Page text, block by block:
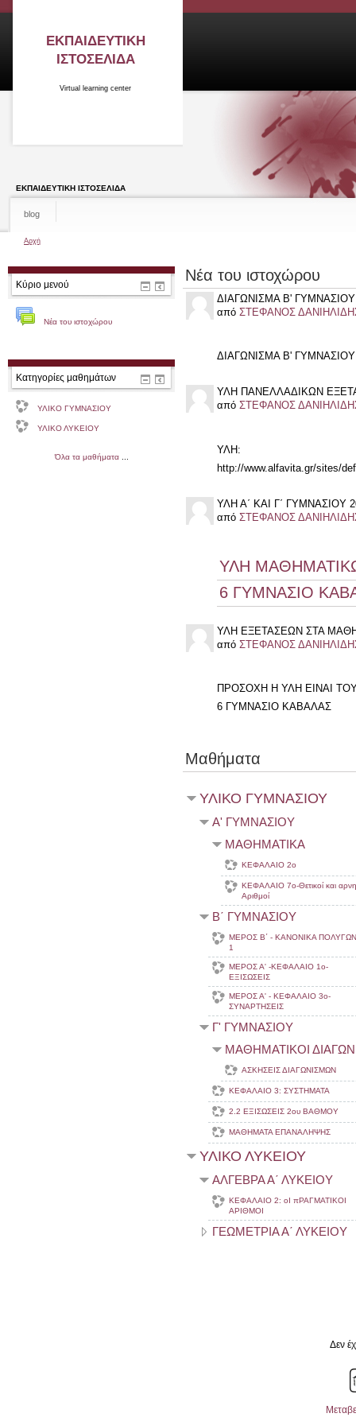
ΕΚΠΑΙΔΕΥΤΙΚΗ
ΙΣΤΟΣΕΛΙΔΑ
Virtual learning center
ΕΚΠΑΙΔΕΥΤΙΚΗ ΙΣΤΟΣΕΛΙΔΑ
blog
Αρχή
Νέα του ιστοχώρου
ΔΙΑΓΩΝΙΣΜΑ Β' ΓΥΜΝΑΣΙΟΥ
από ΣΤΕΦΑΝΟΣ
ΔΙΑΓΩΝΙΣΜΑ Β' ΓΥΜΝΑΣΙΟΥ
ΥΛΗ ΠΑΝΕΛΛΑΔΙΚΩΝ
από ΣΤΕΦΑΝΟΣ
ΥΛΗ:
http://www.alfavita.gr/sites/
ΥΛΗ Α΄ ΚΑΙ Γ΄ ΓΥΜΝΑΣΙΟΥ
από ΣΤΕΦΑΝΟΣ
ΥΛΗ
6 ΓΥΜΝΑΣΙΟ
ΥΛΗ ΕΞΕΤΑΣΕΩΝ ΣΤΑ
από ΣΤΕΦΑΝΟΣ
ΠΡΟΣΟΧΗ Η ΥΛΗ ΕΙΝΑΙ
6 ΓΥΜΝΑΣΙΟ ΚΑΒΑΛΑΣ
Μαθήματα
ΥΛΙΚΟ ΓΥΜΝΑΣΙΟΥ
Α' ΓΥΜΝΑΣΙΟΥ
ΜΑΘΗΜΑΤΙΚΑ
ΚΕΦΑΛΑΙΟ 2ο
ΚΕΦΑΛΑΙΟ 7ο-Θετικοί και
Αριθμοί
Β΄ ΓΥΜΝΑΣΙΟΥ
ΜΕΡΟΣ Β΄ - ΚΑΝΟΝΙΚΑ
1
ΜΕΡΟΣ Α' -ΚΕΦΑΛΑΙΟ 1ο-
ΕΞΙΣΩΣΕΙΣ
ΜΕΡΟΣ Α' - ΚΕΦΑΛΑΙΟ 3ο-
ΣΥΝΑΡΤΗΣΕΙΣ
Γ' ΓΥΜΝΑΣΙΟΥ
ΜΑΘΗΜΑΤΙΚΟΙ
ΑΣΚΗΣΕΙΣ ΔΙΑΓΩΝΙΣΜΩΝ
ΚΕΦΑΛΑΙΟ 3: ΣΥΣΤΗΜΑΤΑ
2.2 ΕΞΙΣΩΣΕΙΣ 2ου ΒΑΘΜΟΥ
ΜΑΘΗΜΑΤΑ ΕΠΑΝΑΛΗΨΗΣ
ΥΛΙΚΟ ΛΥΚΕΙΟΥ
ΑΛΓΕΒΡΑ Α΄ ΛΥΚΕΙΟΥ
ΚΕΦΑΛΑΙΟ 2: οΙ πΡΑΓΜΑΤΙΚΟΙ
ΑΡΙΘΜΟΙ
ΓΕΩΜΕΤΡΙΑ Α΄ ΛΥΚΕΙΟΥ
Κύριο μενού
Νέα του ιστοχώρου
Κατηγορίες μαθημάτων
ΥΛΙΚΟ ΓΥΜΝΑΣΙΟΥ
ΥΛΙΚΟ ΛΥΚΕΙΟΥ
Όλα τα μαθήματα...
Δεν